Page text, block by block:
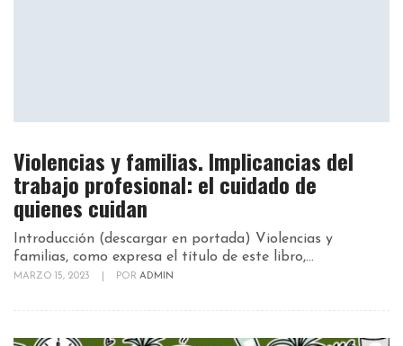
Violencias y familias. Implicancias del
trabajo profesional: el cuidado de
quienes cuidan
Introducción (descargar en portada) Violencias y
familias, como expresa el título de este libro,...
MARZO 15, 2023 POR ADMIN